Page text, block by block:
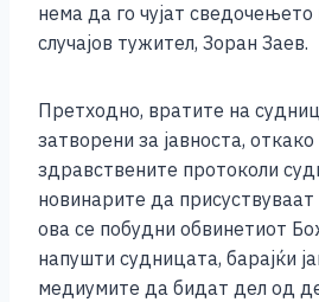
нема да го чујат
случајов тужител, Зоран Заев.
Претходно, вратите на
затворени за јавноста,
здравствените протоколи
новинарите да
ова се побудни обвинетиот
напушти судницата, барајќи
медиумите да бидат дел од